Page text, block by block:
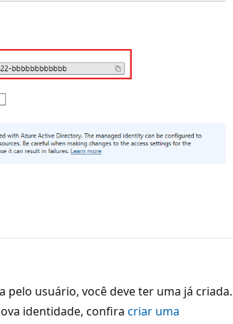
usuário, você deve ter uma já criada.
identidade, confira criar uma